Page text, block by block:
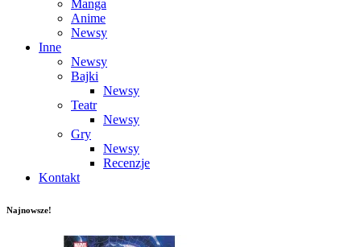
Manga
Anime
Newsy
Inne
Newsy
Bajki
Newsy
Teatr
Newsy
Gry
Newsy
Recenzje
Kontakt
Najnowsze!